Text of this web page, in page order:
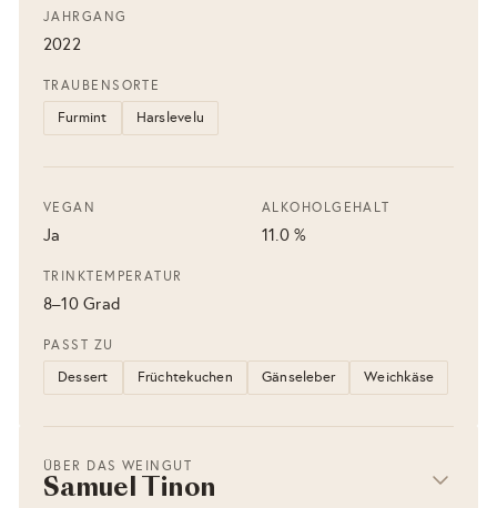
JAHRGANG
2022
TRAUBENSORTE
Furmint Harslevelu
VEGAN
Ja
ALKOHOLGEHALT
11.0 %
TRINKTEMPERATUR
8–10 Grad
PASST ZU
Dessert Früchtekuchen Gänseleber Weichkäse
ÜBER DAS WEINGUT
Samuel Tinon